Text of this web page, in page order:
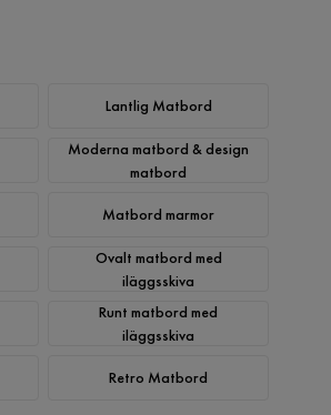
Lantlig Matbord
Moderna matbord & design
matbord
Matbord marmor
Ovalt matbord med
iläggsskiva
Runt matbord med
iläggsskiva
Retro Matbord